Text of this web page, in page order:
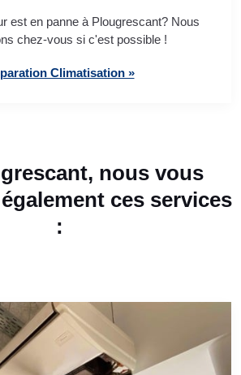
est en panne à Plougrescant? Nous
chez-vous si c'est possible !
Climatisation »
nous vous
ces services
: